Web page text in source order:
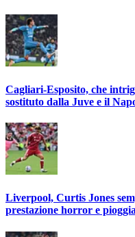
Cagliari-Esposito, che
sostituto dalla Juve e il
Liverpool, Curtis Jones
prestazione horror e